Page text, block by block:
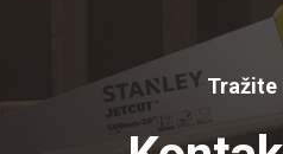
Tražite